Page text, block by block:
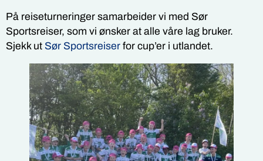
På reiseturneringer samarbeider vi med Sør
Sportsreiser, som vi ønsker at alle våre lag bruker.
Sjekk ut Sør Sportsreiser for cup’er i utlandet.